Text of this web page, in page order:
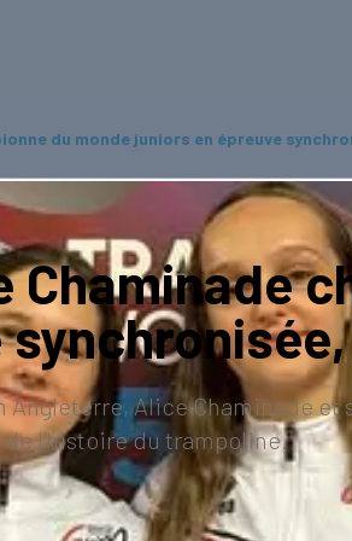
du monde juniors en épreuve
Chaminade
Alice Chaminade
l’histoire du trampoline.